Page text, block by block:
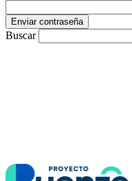
Buscar